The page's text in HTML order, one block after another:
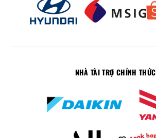
NHÀ TÀI TRỢ CHÍNH THỨC